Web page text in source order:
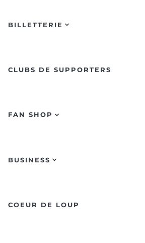
BILLETTERIE
CLUBS DE SUPPORTERS
FAN SHOP
BUSINESS
COEUR DE LOUP